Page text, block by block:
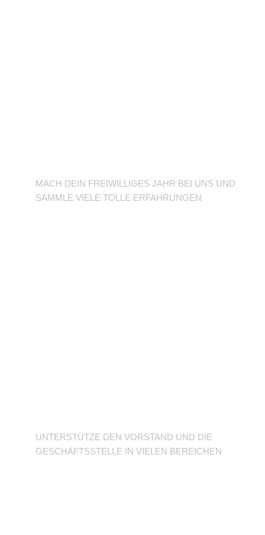
MACH DEIN FREIWILLIGES JAHR BEI UNS UND
SAMMLE VIELE TOLLE ERFAHRUNGEN
UNTERSTÜTZE DEN VORSTAND UND DIE
GESCHÄFTSSTELLE IN VIELEN BEREICHEN